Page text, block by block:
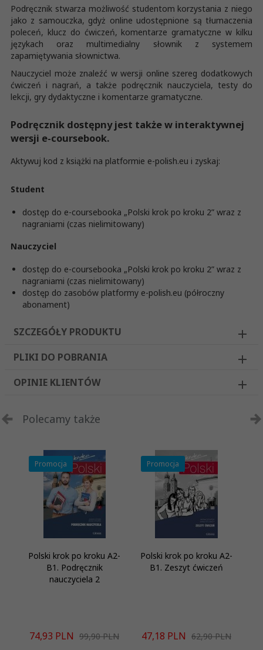
Podręcznik stwarza możliwość studentom korzystania z niego
jako z samouczka, gdyż online udostępnione są tłumaczenia
poleceń, klucz do ćwiczeń, komentarze gramatyczne w kilku
językach oraz multimedialny słownik z systemem
zapamiętywania słownictwa.
Nauczyciel może znaleźć w wersji online szereg dodatkowych
ćwiczeń i nagrań, a także podręcznik nauczyciela, testy do
lekcji, gry dydaktyczne i komentarze gramatyczne.
Podręcznik dostępny jest także w interaktywnej
wersji e-coursebook.
Aktywuj kod z książki na platformie e-polish.eu i zyskaj:
Student
dostęp do e-coursebooka „Polski krok po kroku 2” wraz z
nagraniami (czas nielimitowany)
Nauczyciel
dostęp do e-coursebooka „Polski krok po kroku 2” wraz z
nagraniami (czas nielimitowany)
dostęp do zasobów platformy e-polish.eu (półroczny
abonament)
SZCZEGÓŁY PRODUKTU
PLIKI DO POBRANIA
OPINIE KLIENTÓW
Polecamy także
Promocja
Polski krok po kroku A2-
B1. Podręcznik
nauczyciela 2
74,93 PLN 99,90 PLN
Promocja
Polski krok po kroku A2-
B1. Zeszyt ćwiczeń
47,18 PLN 62,90 PLN